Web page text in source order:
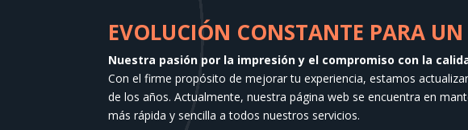
la
página
de
producto
EVOLUCIÓN CONSTANTE PARA UN
Nuestra pasión por la impresión y el compromiso con la
Con el firme propósito de mejorar tu experiencia, estamos
de los años. Actualmente, nuestra página web se encuentra en
más rápida y sencilla a todos nuestros servicios.